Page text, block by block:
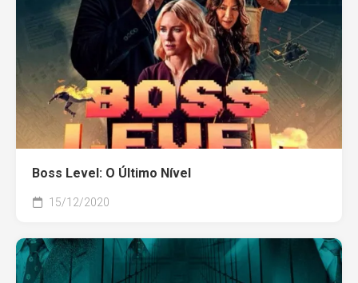
Boss Level: O Último Nível
15/12/2020